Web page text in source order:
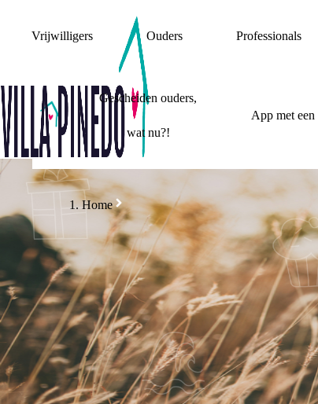
Vrijwilligers Ouders Professionals
Gescheiden ouders,
wat nu?!
App met
Home